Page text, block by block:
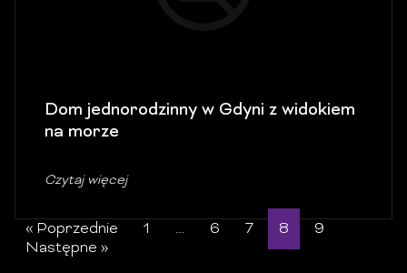
Dom jednorodzinny w Gdyni z widokiem
na morze
Czytaj więcej
« Poprzednie 1 … 6 7 8
9
Następne »